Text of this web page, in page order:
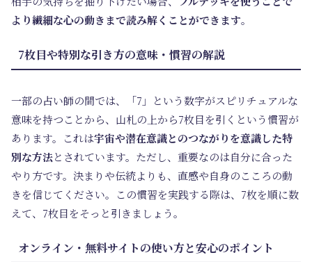
より繊細な心の動きまで読み解くことができます。
7枚目や特別な引き方の意味・慣習の解説
一部の占い師の間では、「7」という数字がスピリチュアルな
意味を持つことから、山札の上から7枚目を引くという慣習が
あります。これは宇宙や潜在意識とのつながりを意識した特
別な方法とされています。ただし、重要なのは自分に合った
やり方です。決まりや伝統よりも、直感や自身のこころの動
きを信じてください。この慣習を実践する際は、7枚を順に数
えて、7枚目をそっと引きましょう。
オンライン・無料サイトの使い方と安心のポイント